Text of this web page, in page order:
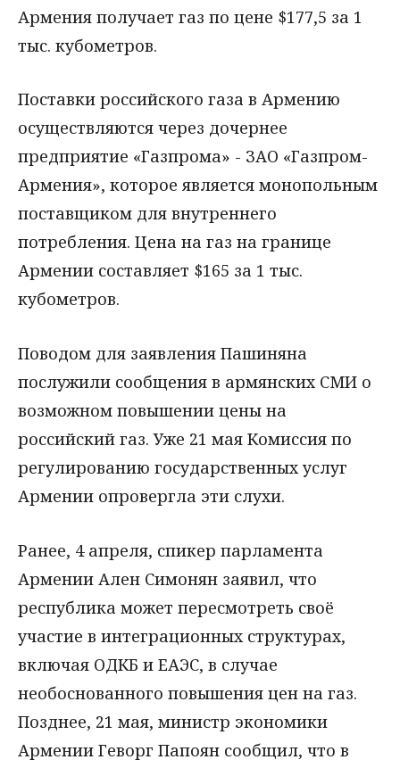
Армения получает газ по цене $177,5 за 1
тыс. кубометров.
Поставки российского газа в Армению
осуществляются через дочернее
предприятие «Газпрома» - ЗАО «Газпром-
Армения», которое является монопольным
поставщиком для внутреннего
потребления. Цена на газ на границе
Армении составляет $165 за 1 тыс.
кубометров.
Поводом для заявления Пашиняна
послужили сообщения в армянских СМИ о
возможном повышении цены на
российский газ. Уже 21 мая Комиссия по
регулированию государственных услуг
Армении опровергла эти слухи.
Ранее, 4 апреля, спикер парламента
Армении Ален Симонян заявил, что
республика может пересмотреть своё
участие в интеграционных структурах,
включая ОДКБ и ЕАЭС, в случае
необоснованного повышения цен на газ.
Позднее, 21 мая, министр экономики
Армении Геворг Папоян сообщил, что в